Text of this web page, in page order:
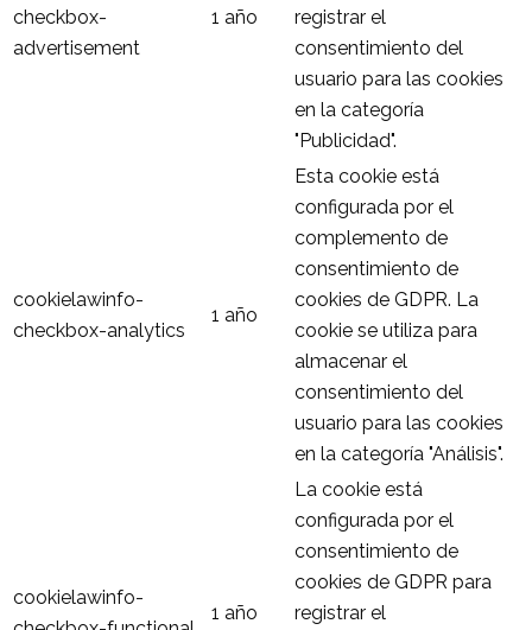
checkbox-
advertisement
1 año
registrar el
consentimiento del
usuario para las cookies
en la categoría
"Publicidad".
cookielawinfo-
checkbox-analytics
1 año
Esta cookie está
configurada por el
complemento de
consentimiento de
cookies de GDPR. La
cookie se utiliza para
almacenar el
consentimiento del
usuario para las cookies
en la categoría "Análisis".
cookielawinfo-
1 año
La cookie está
configurada por el
consentimiento de
cookies de GDPR para
registrar el